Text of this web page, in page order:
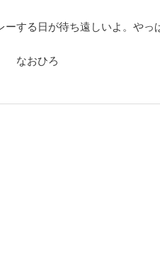
する日が待ち遠しいよ。やっ
おひろ